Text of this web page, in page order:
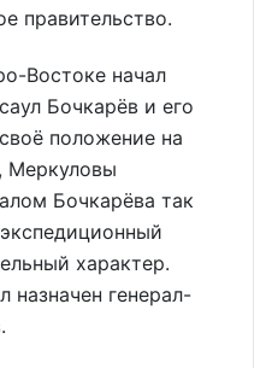
правительство.
Востоке начал
Бочкарёв и его
положение на
Меркуловы
Бочкарёва так
характер.
назначен генерал-